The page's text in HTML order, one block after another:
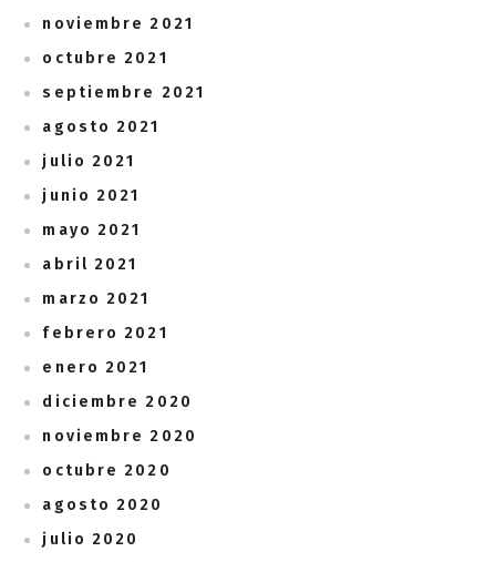
noviembre 2021
octubre 2021
septiembre 2021
agosto 2021
julio 2021
junio 2021
mayo 2021
abril 2021
marzo 2021
febrero 2021
enero 2021
diciembre 2020
noviembre 2020
octubre 2020
agosto 2020
julio 2020